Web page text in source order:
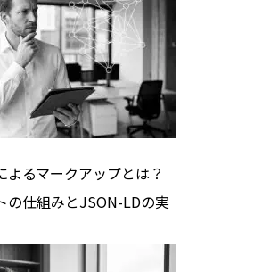
よるマークアップとは？
の仕組みとJSON-LDの実